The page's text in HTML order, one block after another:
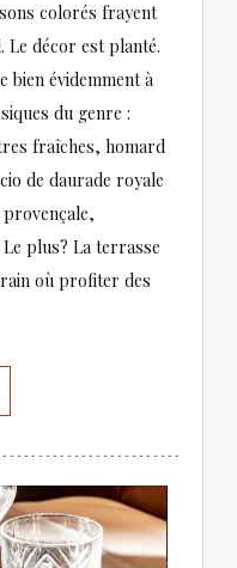
colorés frayent
Le décor est planté.
bien évidemment à
du genre :
fraîches, homard
de daurade royale
Le plus? La terrasse
où profiter des